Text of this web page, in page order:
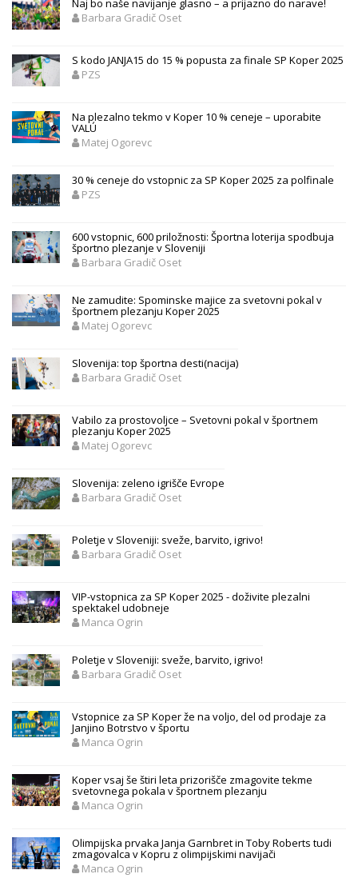
Naj bo naše navijanje glasno – a prijazno do narave!
Barbara Gradič Oset
S kodo JANJA15 do 15 % popusta za finale SP Koper 2025
PZS
Na plezalno tekmo v Koper 10 % ceneje – uporabite
VALÚ
Matej Ogorevc
30 % ceneje do vstopnic za SP Koper 2025 za polfinale
PZS
600 vstopnic, 600 priložnosti: Športna loterija spodbuja
športno plezanje v Sloveniji
Barbara Gradič Oset
Ne zamudite: Spominske majice za svetovni pokal v
športnem plezanju Koper 2025
Matej Ogorevc
Slovenija: top športna desti(nacija)
Barbara Gradič Oset
Vabilo za prostovoljce – Svetovni pokal v športnem
plezanju Koper 2025
Matej Ogorevc
Slovenija: zeleno igrišče Evrope
Barbara Gradič Oset
Poletje v Sloveniji: sveže, barvito, igrivo!
Barbara Gradič Oset
VIP-vstopnica za SP Koper 2025 - doživite plezalni
spektakel udobneje
Manca Ogrin
Poletje v Sloveniji: sveže, barvito, igrivo!
Barbara Gradič Oset
Vstopnice za SP Koper že na voljo, del od prodaje za
Janjino Botrstvo v športu
Manca Ogrin
Koper vsaj še štiri leta prizorišče zmagovite tekme
svetovnega pokala v športnem plezanju
Manca Ogrin
Olimpijska prvaka Janja Garnbret in Toby Roberts tudi
zmagovalca v Kopru z olimpijskimi navijači
Manca Ogrin